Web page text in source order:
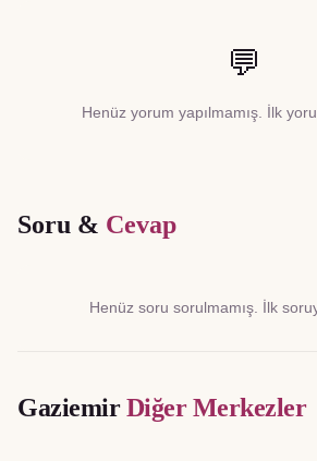
💬
Henüz yorum yapılmamış. İlk
Soru & Cevap
Henüz soru sorulmamış. İlk
Gaziemir Diğer Merkezler